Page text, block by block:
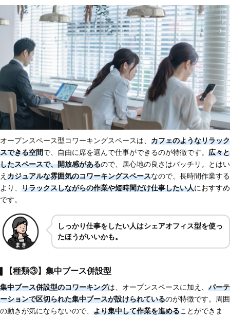
オープンスペース型コワーキングスペースは、 カフェのようなリラック
スできる空間で、自由に席を選んで仕事ができるのが特徴です。 広々と
したスペースで、開放感があるので、居心地の良さはバッチリ。とはい
え カジュアルな雰囲気のコワーキングスペースなので、長時間作業する
より、 リラックスしながらの作業や短時間だけ仕事したい人におすすめ
です。
しっかり仕事をしたい人はシェアオフィス型を使っ
たほうがいいかも。
【種類③】集中ブース併設型
集中ブース併設型のコワーキングは、オープンスペースに加え、 パーテ
ーションで区切られた集中ブースが設けられているのが特徴です。周囲
の動きが気にならないので、 より集中して作業を進めることができま